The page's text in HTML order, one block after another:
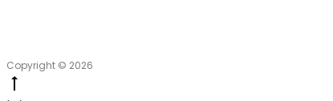
Copyright © 2026